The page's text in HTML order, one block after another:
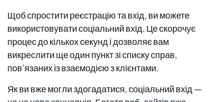
Щоб спростити реєстрацію та вхід, ви можете
використовувати соціальний вхід. Це скорочує
процес до кількох секунд і дозволяє вам
викреслити ще один пункт зі списку справ,
пов’язаних із взаємодією з клієнтами.
Як ви вже могли здогадатися, соціальний вхід —